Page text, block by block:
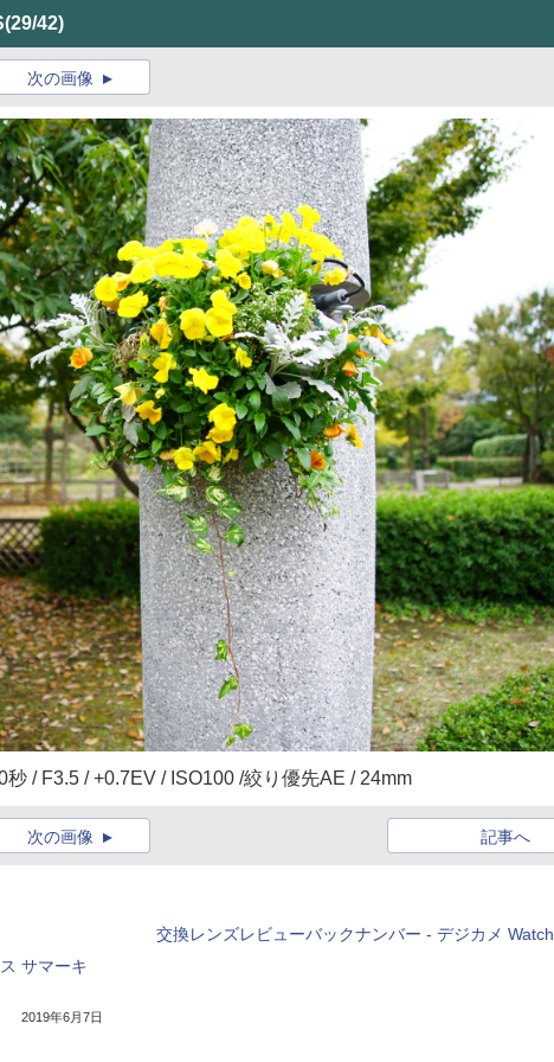
(29/42)
次の画像
/ F3.5 / +0.7EV / ISO100 /絞り優先AE / 24mm
記事へ
次の画像
サマーキ
2019年6月7日
交換レンズレビューバックナンバー - デジカメ Watch